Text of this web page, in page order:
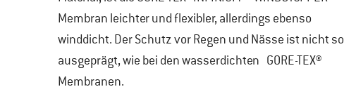
Membran leichter und flexibler, allerdings ebenso
winddicht. Der Schutz vor Regen und Nässe ist nicht so
ausgeprägt, wie bei den wasserdichten GORE-TEX®
Membranen.